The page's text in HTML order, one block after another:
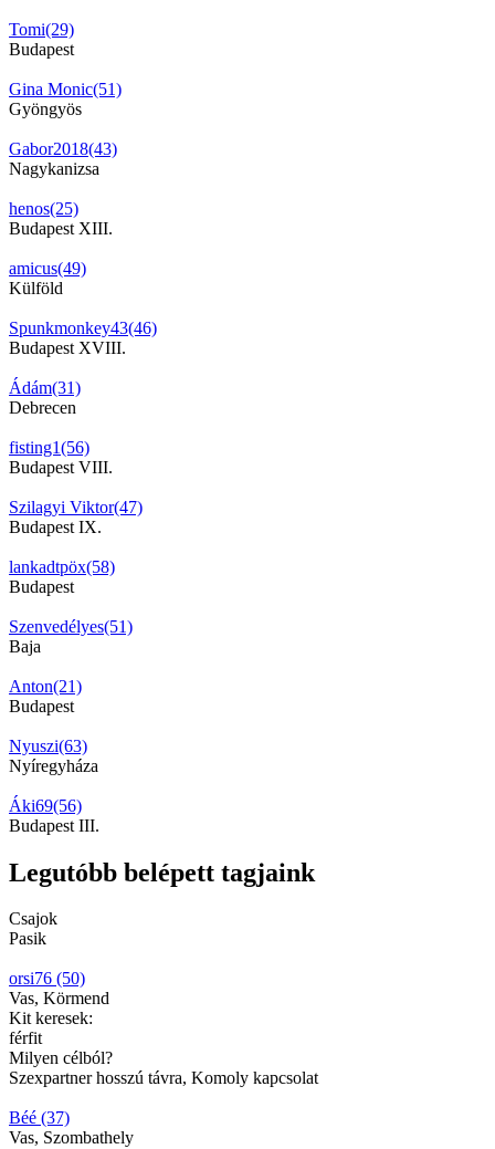
Tomi(29)
Budapest
Gina Monic(51)
Gyöngyös
Gabor2018(43)
Nagykanizsa
henos(25)
Budapest XIII.
amicus(49)
Külföld
Spunkmonkey43(46)
Budapest XVIII.
Ádám(31)
Debrecen
fisting1(56)
Budapest VIII.
Szilagyi Viktor(47)
Budapest IX.
lankadtpöx(58)
Budapest
Szenvedélyes(51)
Baja
Anton(21)
Budapest
Nyuszi(63)
Nyíregyháza
Áki69(56)
Budapest III.
Legutóbb belépett tagjaink
Csajok
Pasik
orsi76 (50)
Vas, Körmend
Kit keresek:
férfit
Milyen célból?
Szexpartner hosszú távra, Komoly kapcsolat
Béé (37)
Vas, Szombathely